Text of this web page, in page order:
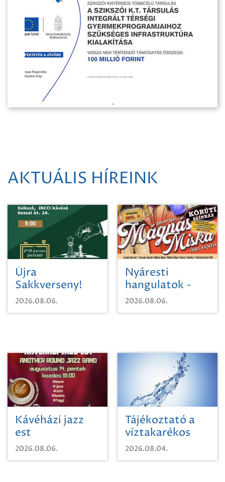
AKTUÁLIS HÍREINK
Újra
Sakkverseny!
2026.08.06.
Nyáresti
hangulatok -
Mágnás Miska
2026.08.06.
Kávéházi jazz
est
2026.08.06.
Tájékoztató a
víztakarékos
vízhasználatról
2026.08.04.